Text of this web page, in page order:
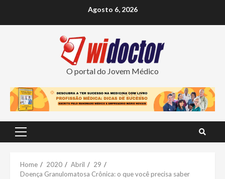
Agosto 6, 2026
O portal do Jovem Médico
Primary
Home 2020 Abril
29
Doença Granulomatosa Crônica: o que você precisa saber